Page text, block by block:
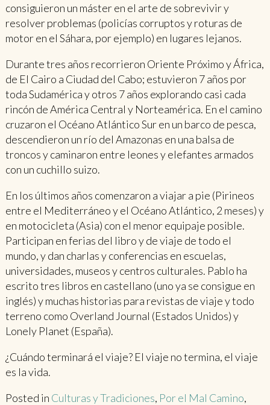
consiguieron un máster en el arte de sobrevivir y
resolver problemas (policías corruptos y roturas de
motor en el Sáhara, por ejemplo) en lugares lejanos.
Durante tres años recorrieron Oriente Próximo y África,
de El Cairo a Ciudad del Cabo; estuvieron 7 años por
toda Sudamérica y otros 7 años explorando casi cada
rincón de América Central y Norteamérica. En el camino
cruzaron el Océano Atlántico Sur en un barco de pesca,
descendieron un río del Amazonas en una balsa de
troncos y caminaron entre leones y elefantes armados
con un cuchillo suizo.
En los últimos años comenzaron a viajar a pie (Pirineos
entre el Mediterráneo y el Océano Atlántico, 2 meses) y
en motocicleta (Asia) con el menor equipaje posible.
Participan en ferias del libro y de viaje de todo el
mundo, y dan charlas y conferencias en escuelas,
universidades, museos y centros culturales. Pablo ha
escrito tres libros en castellano (uno ya se consigue en
inglés) y muchas historias para revistas de viaje y todo
terreno como Overland Journal (Estados Unidos) y
Lonely Planet (España).
¿Cuándo terminará el viaje? El viaje no termina, el viaje
es la vida.
Posted in Culturas y Tradiciones, Por el Mal Camino,